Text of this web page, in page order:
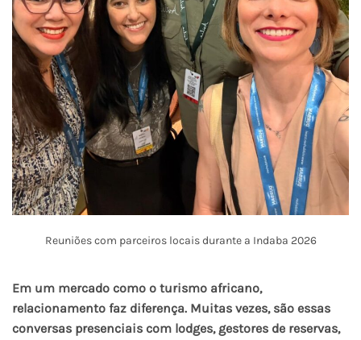
Reuniões com parceiros locais durante a Indaba 2026
Em um mercado como o turismo africano,
relacionamento faz diferença. Muitas vezes, são essas
conversas presenciais com lodges, gestores de reservas,